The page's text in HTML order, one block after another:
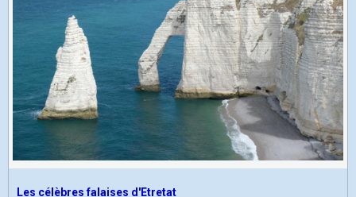
Les célèbres falaises d'Etretat